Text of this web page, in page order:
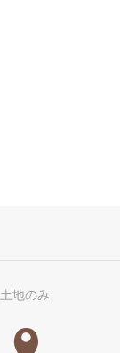
土地のみ